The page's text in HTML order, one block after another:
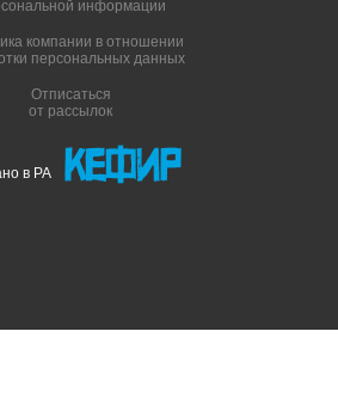
информации
компании в отношении
персональных данных
Отписаться
от рассылок
в РА